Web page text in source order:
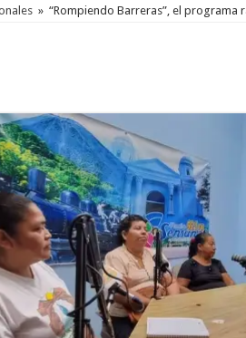
» “Rompiendo Barreras”, el programa